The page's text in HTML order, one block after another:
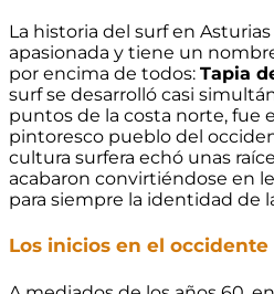
La historia del surf en
apasionada y tiene un
por encima de todos: Tapia
surf se desarrolló casi
puntos de la costa norte, fue
pintoresco pueblo del
cultura surfera echó unas
acabaron convirtiéndose en
para siempre la identidad de
Los inicios en el occidente